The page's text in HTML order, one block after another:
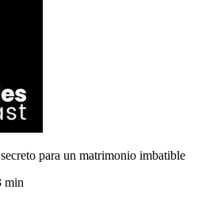
para un matrimonio imbatible
min